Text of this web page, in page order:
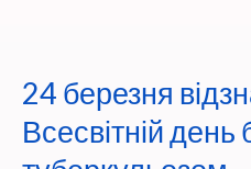
24 березня
Всесвітній день